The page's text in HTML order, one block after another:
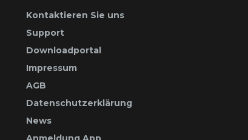
Kontaktieren Sie uns
Support
Downloadportal
Impressum
AGB
Datenschutzerklärung
News